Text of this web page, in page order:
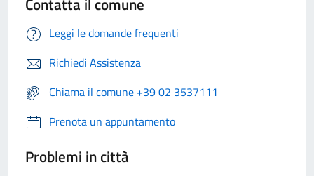
Leggi le domande frequenti
Richiedi Assistenza
Chiama il comune +39 02 3537111
Prenota un appuntamento
Problemi in città